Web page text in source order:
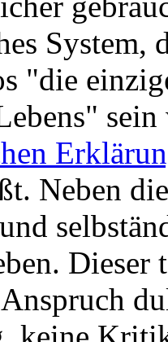
System,
"die
Neben
Dieser